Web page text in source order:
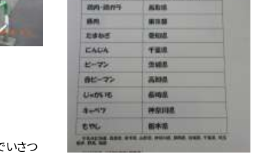
いさつ